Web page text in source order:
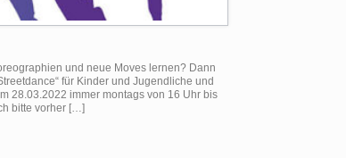
und neue Moves lernen? Dann
für Kinder und Jugendliche und
28.03.2022 immer montags von 16 Uhr bis
bitte vorher […]